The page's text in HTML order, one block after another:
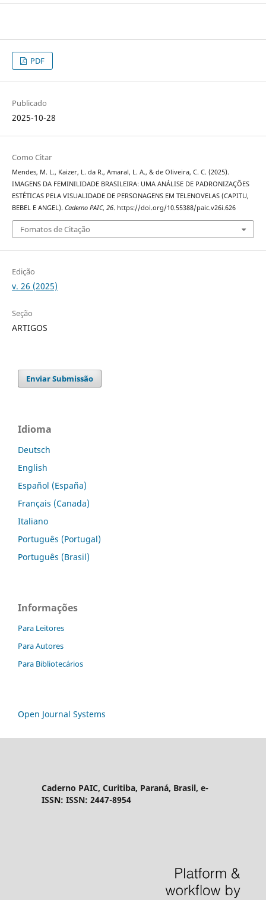
PDF
Publicado
2025-10-28
Como Citar
Mendes, M. L., Kaizer, L. da R., Amaral, L. A., & de Oliveira, C. C. (2025).
IMAGENS DA FEMINILIDADE BRASILEIRA: UMA ANÁLISE DE PADRONIZAÇÕES
ESTÉTICAS PELA VISUALIDADE DE PERSONAGENS EM TELENOVELAS (CAPITU,
BEBEL E ANGEL). Caderno PAIC, 26. https://doi.org/10.55388/paic.v26i.626
Fomatos de Citação
Edição
v. 26 (2025)
Seção
ARTIGOS
Enviar Submissão
Idioma
Deutsch
English
Español (España)
Français (Canada)
Italiano
Português (Portugal)
Português (Brasil)
Informações
Para Leitores
Para Autores
Para Bibliotecários
Open Journal Systems
Caderno PAIC, Curitiba, Paraná, Brasil, e-
ISSN: ISSN: 2447-8954